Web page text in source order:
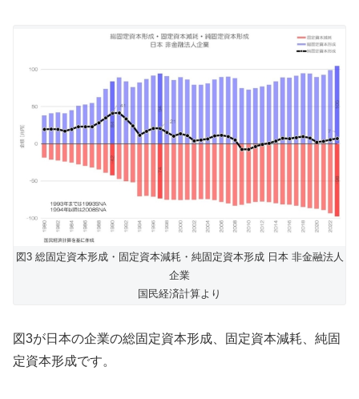
図3 総固定資本形成・固定資本減耗・純固定資本形成 日本 非金融法人
企業
国民経済計算より
図3が日本の企業の総固定資本形成、固定資本減耗、純固
定資本形成です。